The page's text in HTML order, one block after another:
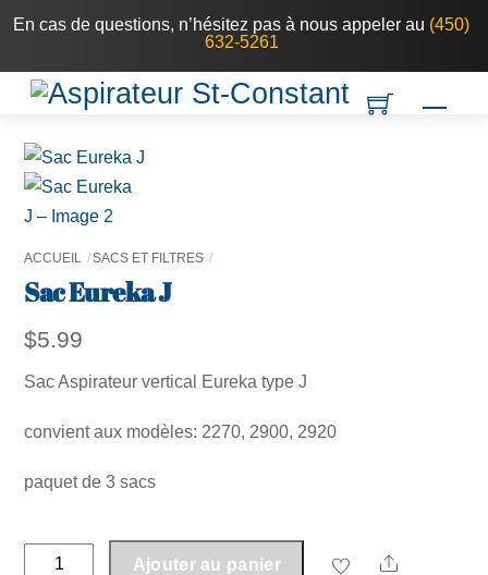
Skip
content
En cas de questions, n’hésitez pas à nous appeler au (450)
632-5261
Menu
ACCUEIL SACS ET FILTRES
Sac Eureka J
$5.99
Sac Aspirateur vertical Eureka type J
convient aux modèles: 2270, 2900, 2920
paquet de 3 sacs
quantité
Ajouter au panier Share